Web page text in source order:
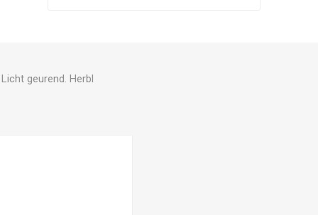
geurend. Herbl